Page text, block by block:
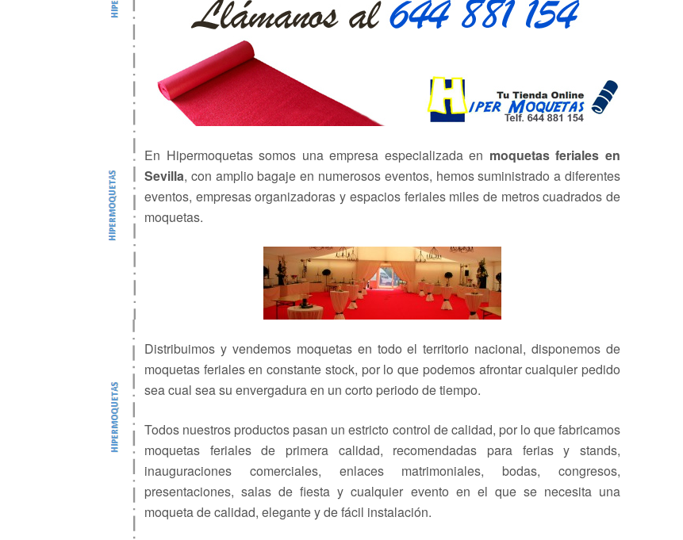
En Hipermoquetas somos una empresa especializada en moquetas feriales en
Sevilla, con amplio bagaje en numerosos eventos, hemos suministrado a diferentes
eventos, empresas organizadoras y espacios feriales miles de metros cuadrados de
moquetas.
Distribuimos y vendemos moquetas en todo el territorio nacional, disponemos de
moquetas feriales en constante stock, por lo que podemos afrontar cualquier pedido
sea cual sea su envergadura en un corto periodo de tiempo.
Todos nuestros productos pasan un estricto control de calidad, por lo que fabricamos
moquetas feriales de primera calidad, recomendadas para ferias y stands,
inauguraciones comerciales, enlaces matrimoniales, bodas, congresos,
presentaciones, salas de fiesta y cualquier evento en el que se necesita una
moqueta de calidad, elegante y de fácil instalación.